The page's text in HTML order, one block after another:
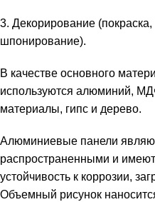
3. Декорирование
шпонирование).
В качестве основного
используются алюминий,
материалы, гипс и дерево.
Алюминиевые панели
распространенными и
устойчивость к коррозии,
Объемный рисунок